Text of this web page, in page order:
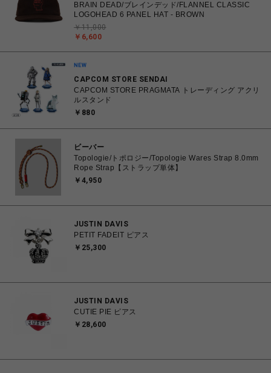
BRAIN DEAD/ブレインデッド/FLANNEL CLASSIC
LOGOHEAD 6 PANEL HAT - BROWN
￥6,600
￥11,000
CAPCOM STORE SENDAI
CAPCOM STORE PRAGMATA トレーディング アクリ
ルスタンド
￥880
ビーバー
Topologie/トポロジー/Topologie Wares Strap 8.0mm
Rope Strap【ストラップ単体】
￥4,950
JUSTIN DAVIS
PETIT FADEIT ピアス
￥25,300
JUSTIN DAVIS
CUTIE PIE ピアス
￥28,600